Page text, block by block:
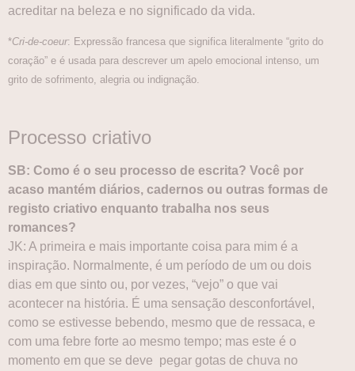
acreditar na beleza e no significado da vida.
*Cri-de-coeur: Expressão francesa que significa literalmente “grito do
coração” e é usada para descrever um apelo emocional intenso, um
grito de sofrimento, alegria ou indignação.
Processo criativo
SB: Como é o seu processo de escrita? Você por
acaso mantém diários, cadernos ou outras formas de
registo criativo enquanto trabalha nos seus
romances?
JK: A primeira e mais importante coisa para mim é a
inspiração. Normalmente, é um período de um ou dois
dias em que sinto ou, por vezes, “vejo” o que vai
acontecer na história. É uma sensação desconfortável,
como se estivesse bebendo, mesmo que de ressaca, e
com uma febre forte ao mesmo tempo; mas este é o
momento em que se deve pegar gotas de chuva no